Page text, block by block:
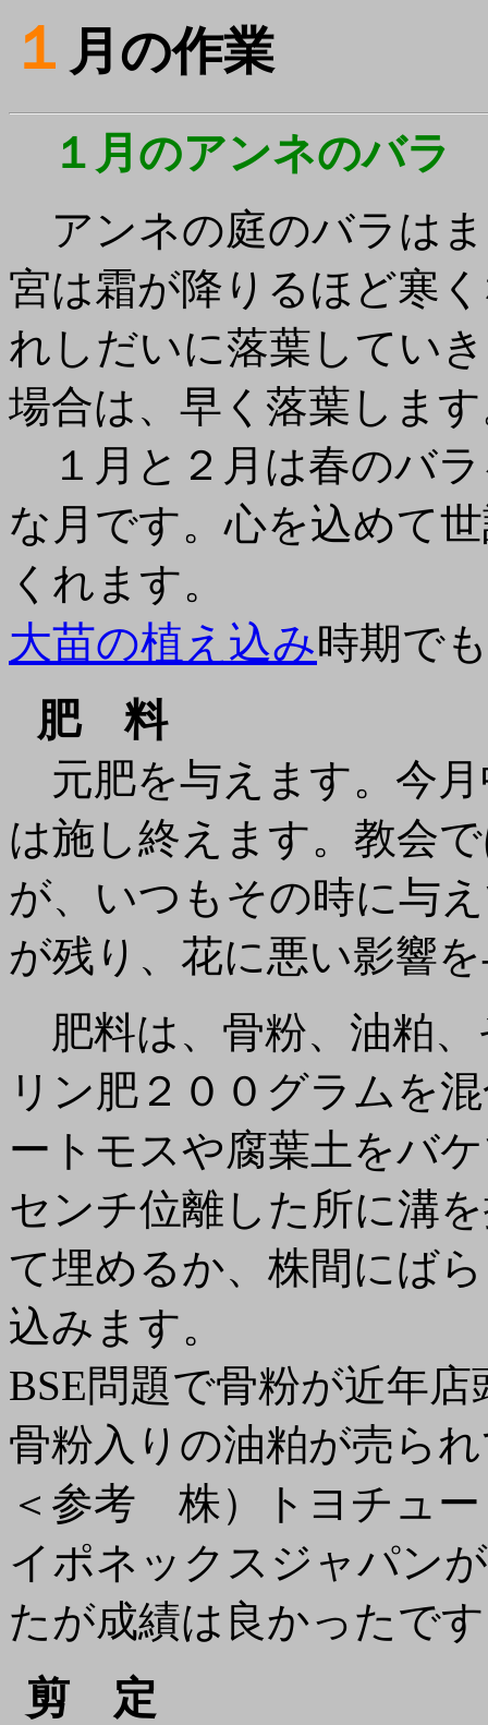
１ 月の作業
１月のアンネのバラ
アンネの庭のバラは
宮は霜が降りるほど寒
れしだいに落葉してい
場合は、早く落葉しま
１月と２月は春のバ
な月です。心を込めて
くれます。
大苗の植え込み時期で
肥 料
元肥を与えます。今
は施し終えます。教会
が、いつもその時に与
が残り、花に悪い影響
肥料は、骨粉、油粕
リン肥２００グラムを
ートモスや腐葉土をバ
センチ位離した所に溝
て埋めるか、株間にば
込みます。
BSE問題で骨粉が近年
骨粉入りの油粕が売ら
＜参考 株）トヨチュ
イポネックスジャパン
たが成績は良かったで
剪 定